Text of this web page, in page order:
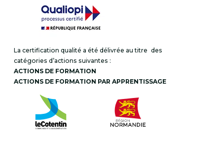
La certification qualité a été délivrée au titre des
catégories d’actions suivantes :
ACTIONS DE FORMATION
ACTIONS DE FORMATION PAR APPRENTISSAGE